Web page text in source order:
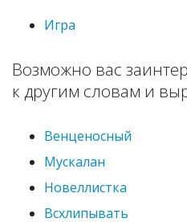
Игра
Возможно вас
к другим словам и
Венценосный
Мускалан
Новеллистка
Всхлипывать